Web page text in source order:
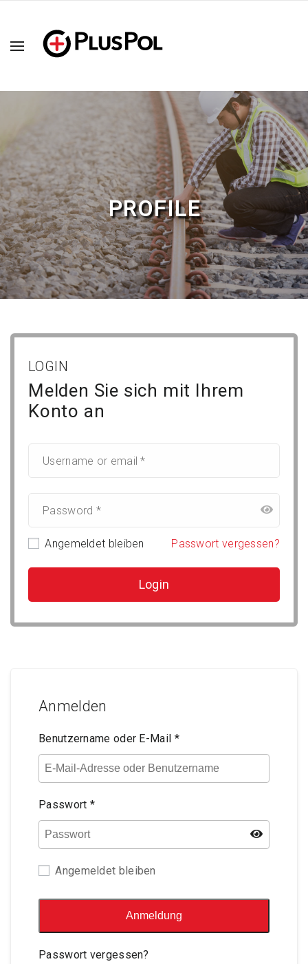
PROFILE
LOGIN
Melden Sie sich mit Ihrem
Konto an
Angemeldet bleiben Passwort vergessen?
Anmelden
Benutzername oder E-Mail *
Passwort *
Angemeldet bleiben
Anmeldung
Passwort vergessen?